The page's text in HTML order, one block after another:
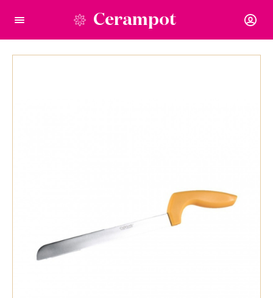
Cerampot